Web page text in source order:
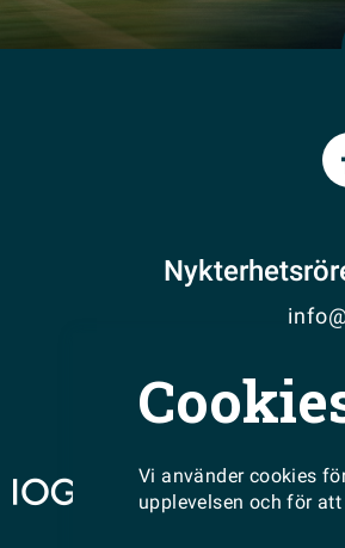
Vi använder cookies
upplevelsen och för